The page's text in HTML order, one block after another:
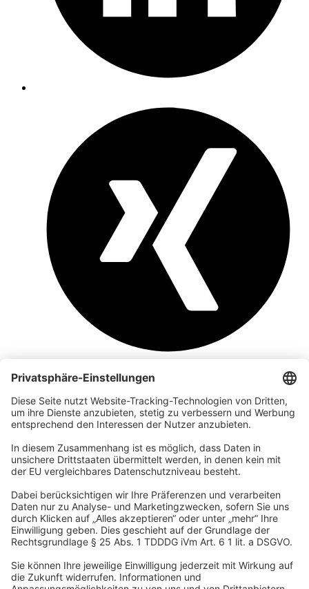
Unternehmen
Wir sind Teil der REWE Group und ihrer Touristiksparte
DERTOUR Group. Damit gehören wir zu einer der größten
touristischen Unternehmensgruppen in Europa.
© 2026 Urban Nature